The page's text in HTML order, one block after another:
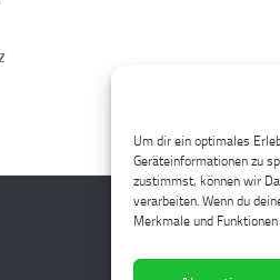
Um dir ein optimales
Geräteinformationen zu
zustimmst, können wir
verarbeiten. Wenn du
Merkmale und